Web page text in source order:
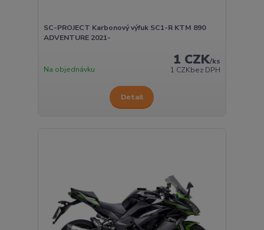
SC-PROJECT Karbonový výfuk SC1-R KTM 890
ADVENTURE 2021-
1 CZK/ks
1 CZKbez DPH
Na objednávku
Detail